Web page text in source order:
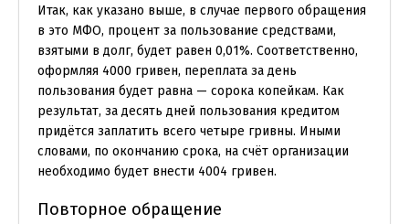
Итак, как указано выше, в случае первого обращения
в это МФО, процент за пользование средствами,
взятыми в долг, будет равен 0,01%. Соответственно,
оформляя 4000 гривен, переплата за день
пользования будет равна — сорока копейкам. Как
результат, за десять дней пользования кредитом
придётся заплатить всего четыре гривны. Иными
словами, по окончанию срока, на счёт организации
необходимо будет внести 4004 гривен.
Повторное обращение